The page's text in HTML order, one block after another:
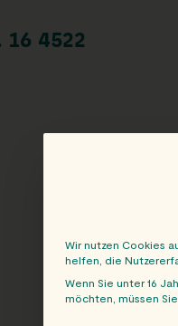
16 4522
Wir nutzen Cookies
helfen, die
Wenn Sie unter 16
möchten, müssen